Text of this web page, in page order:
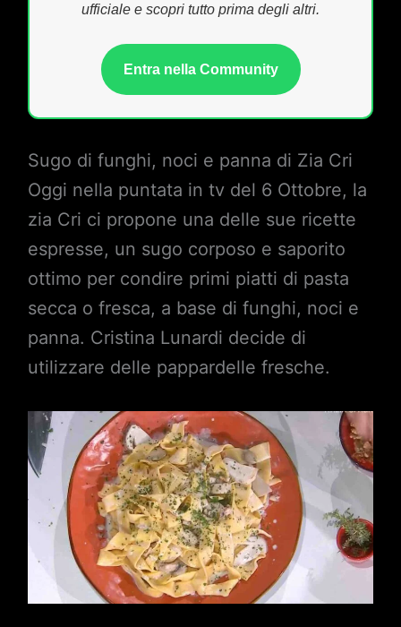
ufficiale e scopri tutto prima degli altri.
Entra nella Community
Sugo di funghi, noci e panna di Zia Cri
Oggi nella puntata in tv del 6 Ottobre, la
zia Cri ci propone una delle sue ricette
espresse, un sugo corposo e saporito
ottimo per condire primi piatti di pasta
secca o fresca, a base di funghi, noci e
panna. Cristina Lunardi decide di
utilizzare delle pappardelle fresche.